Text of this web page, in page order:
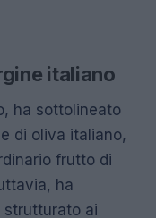
italiano
ha sottolineato
di oliva italiano,
frutto di
ha
ai